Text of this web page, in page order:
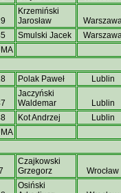
Krzemiński
Jarosław
Smulski Jacek
Polak Paweł Lublin
Jaczyński
Waldemar
Lublin
Kot Andrzej
Lublin
Czajkowski
Grzegorz
Wrocław
Osiński